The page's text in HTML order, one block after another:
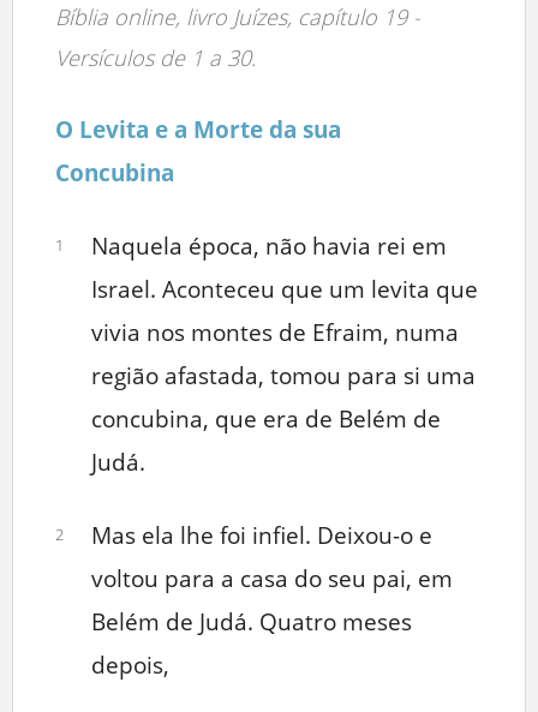
Bíblia online, livro Juízes, capítulo 19 -
Versículos de 1 a 30.
O Levita e a Morte da sua
Concubina
1
Naquela época, não havia rei em
Israel. Aconteceu que um levita que
vivia nos montes de Efraim, numa
região afastada, tomou para si uma
concubina, que era de Belém de
Judá.
2
Mas ela lhe foi infiel. Deixou-o e
voltou para a casa do seu pai, em
Belém de Judá. Quatro meses
depois,